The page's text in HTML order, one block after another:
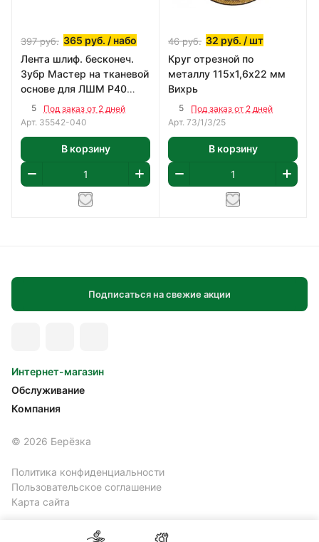
397руб. 365 руб. / набо
Лента шлиф. бесконеч.
Зубр Мастер на тканевой
основе для ЛШМ P40
75х533мм 3шт
5
Под заказ от 2 дней
Арт. 35542-040
В корзину
46руб. 32 руб. / шт
Круг отрезной по
металлу 115х1,6х22 мм
Вихрь
5
Под заказ от 2 дней
Арт. 73/1/3/25
В корзину
Подписаться на свежие акции
Интернет-магазин
Обслуживание
Компания
© 2026 Берёзка
Политика конфиденциальности
Пользовательское соглашение
Карта сайта